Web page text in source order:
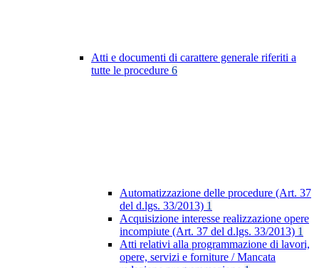
Atti e documenti di carattere generale riferiti a
tutte le procedure 6
Automatizzazione delle procedure (Art. 37
del d.lgs. 33/2013) 1
Acquisizione interesse realizzazione opere
incompiute (Art. 37 del d.lgs. 33/2013) 1
Atti relativi alla programmazione di lavori,
opere, servizi e forniture / Mancata